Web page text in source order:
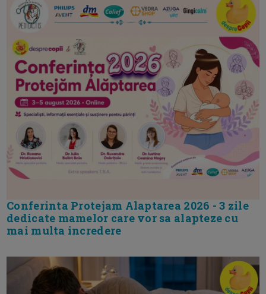
Conferinta Protejam Alaptarea 2026 - 3 zile
dedicate mamelor care vor sa alapteze cu
mai multa incredere